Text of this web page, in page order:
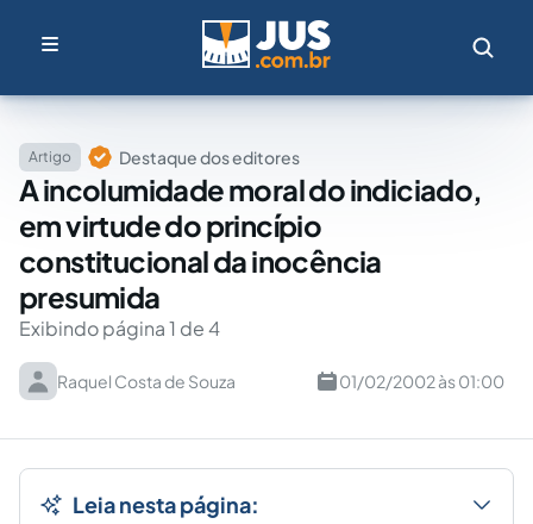
Artigo Destaque dos editores
A incolumidade moral do indiciado,
em virtude do princípio
constitucional da inocência
presumida
Exibindo página 1 de 4
Raquel Costa de Souza 01/02/2002 às 01:00
Leia nesta página: